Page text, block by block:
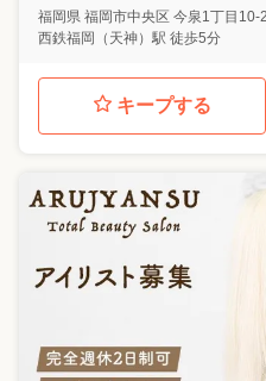
福岡県 福岡市中央区 今泉1丁目10-
西鉄福岡（天神）駅 徒歩5分
キープする